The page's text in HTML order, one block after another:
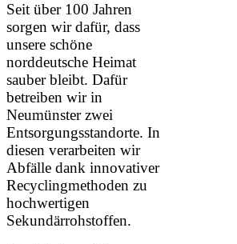
Seit über 100 Jahren
sorgen wir dafür, dass
unsere schöne
norddeutsche Heimat
sauber bleibt. Dafür
betreiben wir in
Neumünster zwei
Entsorgungsstandorte. In
diesen verarbeiten wir
Abfälle dank innovativer
Recyclingmethoden zu
hochwertigen
Sekundärrohstoffen.